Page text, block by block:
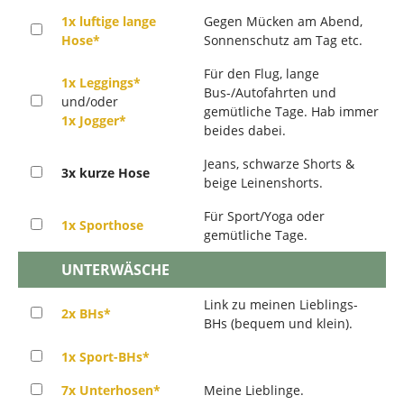
1x luftige lange
Hose*
Gegen Mücken am Abend,
Sonnenschutz am Tag etc.
1x Leggings*
und/oder
1x Jogger*
Für den Flug, lange
Bus-/Autofahrten und
gemütliche Tage. Hab immer
beides dabei.
3x kurze Hose
Jeans, schwarze Shorts &
beige Leinenshorts.
1x Sporthose
Für Sport/Yoga oder
gemütliche Tage.
UNTERWÄSCHE
2x BHs*
Link zu meinen Lieblings-
BHs (bequem und klein).
1x Sport-BHs*
7x Unterhosen*
Meine Lieblinge.